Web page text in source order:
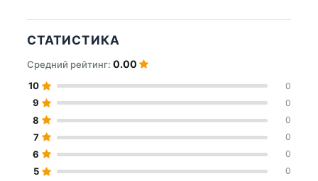
СТАТИСТИКА
Средний рейтинг: 0.00
10 0
9 0
8 0
7 0
6 0
5 0